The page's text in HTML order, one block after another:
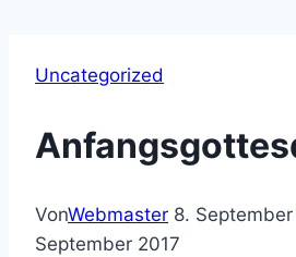
Uncategorized
VonWebmaster 8. September
September 2017